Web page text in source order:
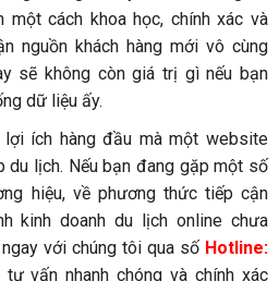
một cách khoa học, chính xác và
nguồn khách hàng mới vô cùng
sẽ không còn giá trị gì nếu bạn
dữ liệu ấy.
lợi ích hàng đầu mà một website
du lịch. Nếu bạn đang gặp một số
hiệu, về phương thức tiếp cận
kinh doanh du lịch online chưa
với chúng tôi qua số Hotline:
vấn nhanh chóng và chính xác